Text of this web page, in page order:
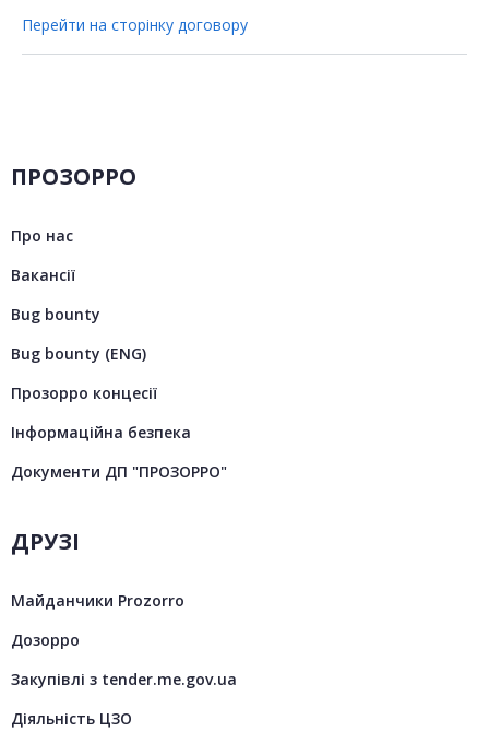
Перейти на сторінку договору
ПРОЗОРРО
Про нас
Вакансії
Bug bounty
Bug bounty (ENG)
Прозорро концесії
Інформаційна безпека
Документи ДП "ПРОЗОРРО"
ДРУЗІ
Майданчики Prozorro
Дозорро
Закупівлі з tender.me.gov.ua
Діяльність ЦЗО